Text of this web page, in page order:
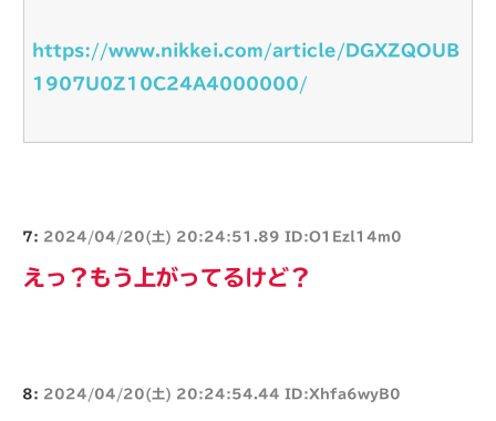
https://www.nikkei.com/article/DGXZQOUB
1907U0Z10C24A4000000/
7: 2024/04/20(土) 20:24:51.89 ID:O1Ezl14m0
えっ？もう上がってるけど？
8: 2024/04/20(土) 20:24:54.44 ID:Xhfa6wyB0